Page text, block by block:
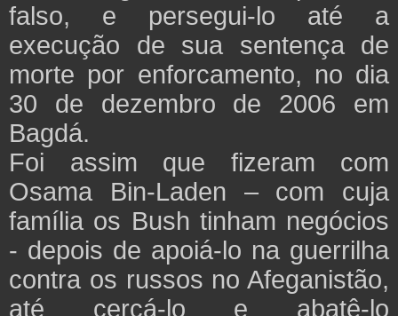
falso, e persegui-lo até a
execução de sua sentença de
morte por enforcamento, no dia
30 de dezembro de 2006 em
Bagdá.
Foi assim que fizeram com
Osama Bin-Laden – com cuja
família os Bush tinham negócios
- depois de apoiá-lo na guerrilha
contra os russos no Afeganistão,
até cercá-lo e abatê-lo